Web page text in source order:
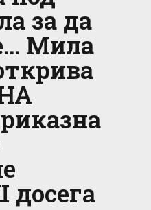
за да
Мила